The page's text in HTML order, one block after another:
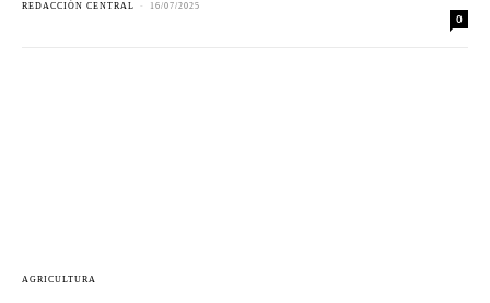
REDACCIÓN CENTRAL - 16/07/2025
0
AGRICULTURA